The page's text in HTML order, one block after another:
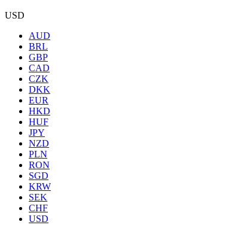
USD
AUD
BRL
GBP
CAD
CZK
DKK
EUR
HKD
HUF
JPY
NZD
PLN
RON
SGD
KRW
SEK
CHF
USD